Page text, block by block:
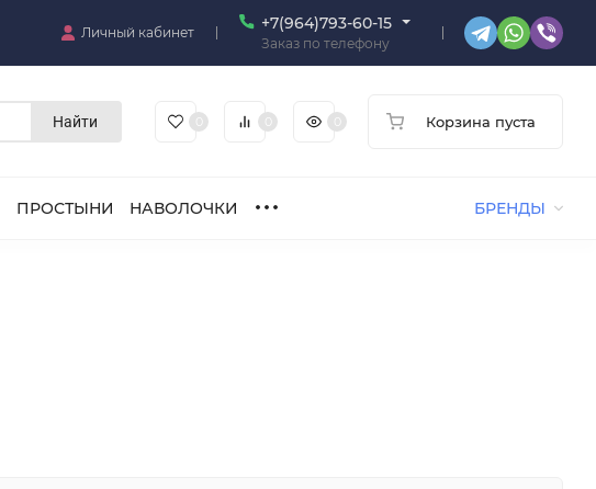
Личный кабинет +7(964)793-60-15
Заказ по телефону
Найти Корзина пуста
ПРОСТЫНИ НАВОЛОЧКИ БРЕНДЫ